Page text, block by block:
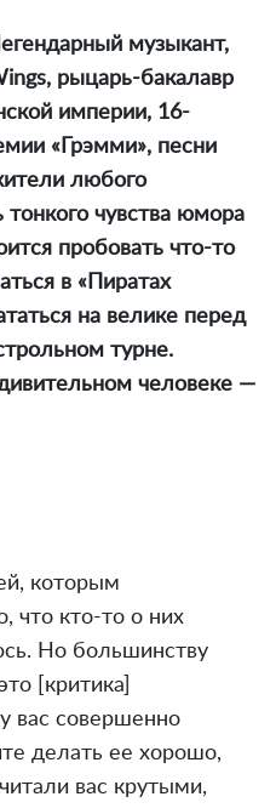
музыкант,
рыцарь-бакалавр
империи, 16-
«Грэмми», песни
любого
чувства юмора
пробовать что-то
в «Пиратах
на велике перед
турне.
человеке —
которым
что кто-то о них
Но большинству
[критика]
вас совершенно
делать ее хорошо,
вас крутыми,